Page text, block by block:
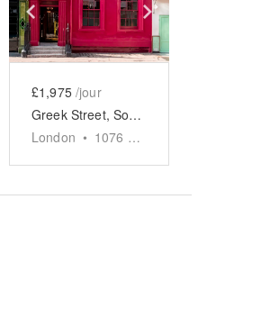
next slide
Show previous slideShow next slide
£1,975 /jour
Greek Street, Soho - Member’s Club Space
London • 1076